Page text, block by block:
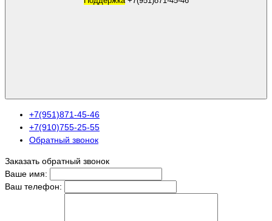
+7(951)871-45-46
+7(910)755-25-55
Обратный звонок
Заказать обратный звонок
Ваше имя:
Ваш телефон: